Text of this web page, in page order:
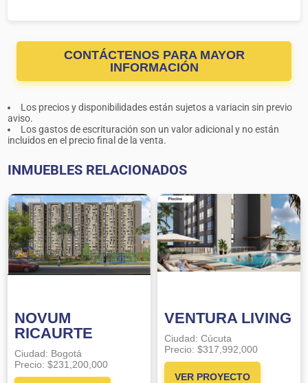
CONTÁCTENOS PARA MAYOR
INFORMACIÓN
Los precios y disponibilidades están sujetos a variacin sin previo
aviso.
Los gastos de escrituración son un valor adicional y no están
incluidos en el precio final de la venta.
INMUEBLES RELACIONADOS
NOVUM
RICAURTE
Ciudad: Bogotá
Precio:$231,200,000
VENTURA LIVING
Ciudad: Cúcuta
Precio: $317,992,000
VER PROYECTO